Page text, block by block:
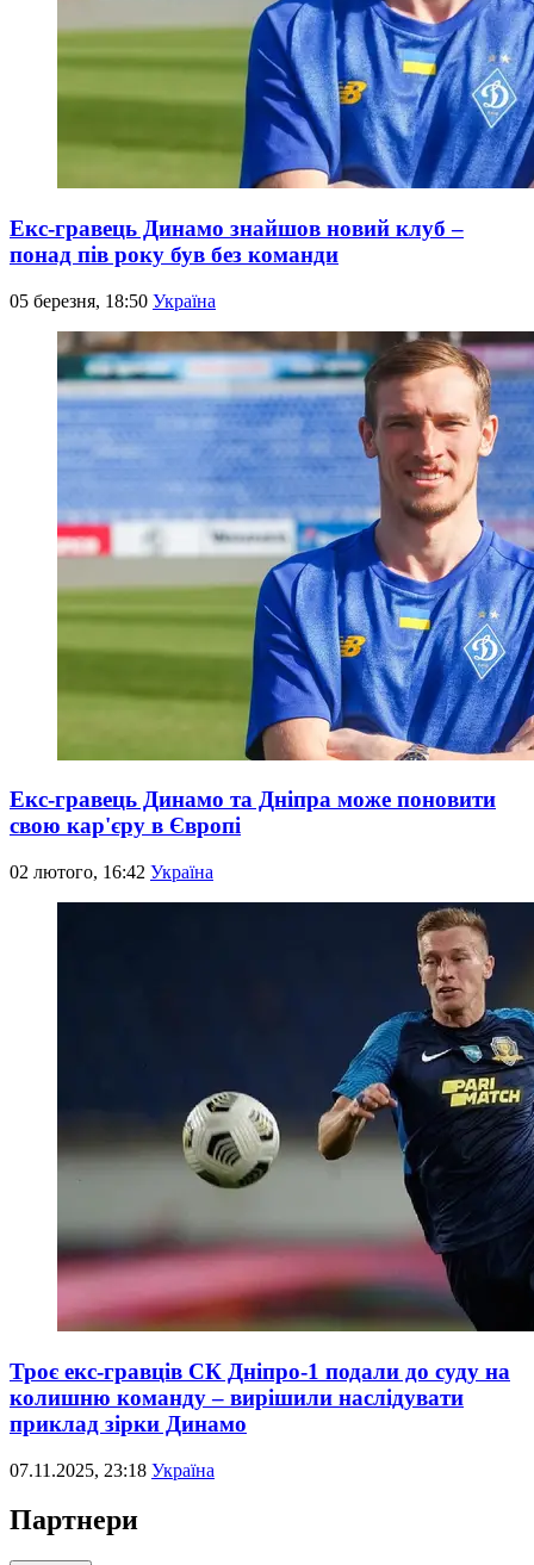
Екс-гравець Динамо знайшов новий клуб –
понад пів року був без команди
05 березня, 18:50 Україна
Екс-гравець Динамо та Дніпра може поновити
свою кар'єру в Європі
02 лютого, 16:42 Україна
Троє екс-гравців СК Дніпро-1 подали до суду на
колишню команду – вирішили наслідувати
приклад зірки Динамо
07.11.2025, 23:18 Україна
Партнери